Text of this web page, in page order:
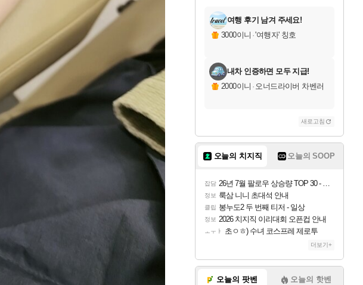
당첨되셨습니다.
당첨되셨습니다.
당첨되셨습니다.
에디션 (스팀코드) 를 교환.
당첨되셨습니다.
당첨되셨습니다.
당첨되셨습니다.
당첨되셨습니다.
여행 후기 남겨 주세요!
3000이니 ·'여행자' 칭호
내차 인증하면 모두 지급!
2000이니 · 오너드라이버 차벤러
새로고침
오늘의 치지직 오늘의 SOOP
잡담 26년 7월 팔로우 상승량 TOP 30 - 월간 치지직
정보 룩삼 니니 초대석 안내
클립 봉누도2 두 번째 티저 - 일상
정보 2026 치지직 이리대회 오픈컵 안내
ㅗㅜㅑ 초ㅇㅎ) 수녀 코스프레 제로투
더보기+
오늘의 팟벤 오늘의 핫벤